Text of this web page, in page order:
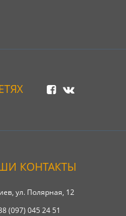
КОНТАКТЫ
ул. Полярная, 12
(097) 045 24 51